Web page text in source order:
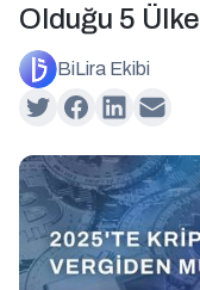
Olduğu 5 Ülke
BiLira Ekibi